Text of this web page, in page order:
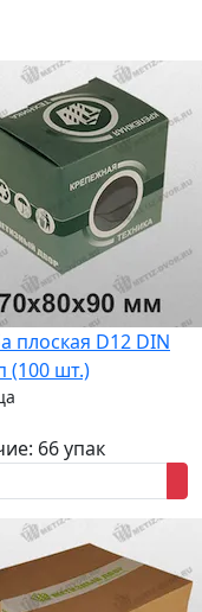
плоская D12 DIN
(100 шт.)
66 упак